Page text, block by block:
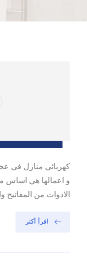
و اعمالها هي اساس
الادوات من المفاتيح
اقرأ أكثر